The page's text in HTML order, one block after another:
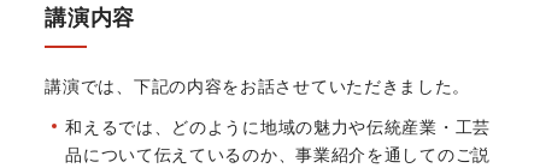
講演内容
講演では、下記の内容をお話させていただきました。
和えるでは、どのように地域の魅力や伝統産業・工芸
品について伝えているのか、事業紹介を通してのご説